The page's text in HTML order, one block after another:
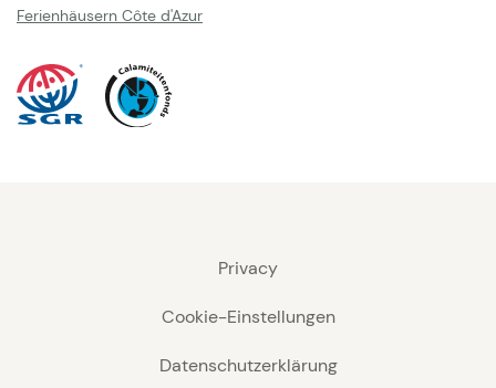
Ferienhäusern Côte d'Azur
Privacy
Cookie-Einstellungen
Datenschutzerklärung